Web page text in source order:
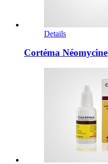
Details
Cortéma Néomycine